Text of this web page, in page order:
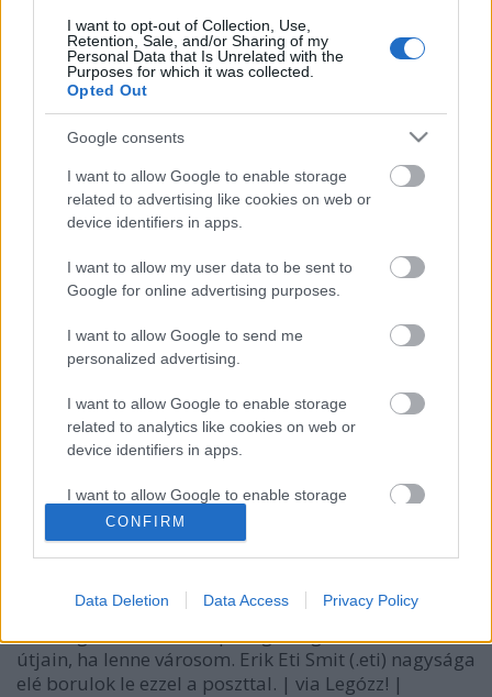
I want to opt-out of Collection, Use,
Retention, Sale, and/or Sharing of my
Personal Data that Is Unrelated with the
Purposes for which it was collected.
Opted Out
Google consents
I want to allow Google to enable storage
related to advertising like cookies on web or
device identifiers in apps.
I want to allow my user data to be sent to
Google for online advertising purposes.
I want to allow Google to send me
personalized advertising.
I want to allow Google to enable storage
related to analytics like cookies on web or
device identifiers in apps.
I want to allow Google to enable storage
related to functionality of the website or app.
I want to allow Google to enable storage
related to security, including authentication
functionality and fraud prevention, and other
CONFIRM
Data Deletion Data Access Privacy Policy
.eti Citroën 2CV-je valóságos cukikocsi hullámot
indított el. | 74louloute alkotása | Ezt Citroën
Acadyane-t Vincent Rozenbergnek köszönhetjük |
még több kép erre | Mostanában sokszor megfordul
a fejemben, hogy hagyom a francba az
együttműködést és jól…
Citroën 2CV - magad is megépítheted
2011. március 07.
.eti Citroën 2CV-jét egész egyszerűen imádtam. A
srác volt olyan rendes, hogy közölte az építési
útmutatót is a csodajárgányhoz. Kattintás után
nagyíthatod!Az elemlistát végigböngészve látszik,
hogy túl sok speciális elem nem kell a boldogsághoz.
Na ki lesz, aki…
Egész egyszerűen imádom
tutuka•2011. február 18.
Nincs hozzáfűznivalóm. Nem modell, nem tökéletes,
ám mégis tökéletes. Napestig tologatnám a városom
útjain, ha lenne városom. Erik Eti Smit (.eti) nagysága
elé borulok le ezzel a poszttal. | via Legózz! |